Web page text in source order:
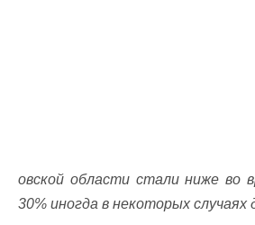
овской области стали ниже во
30% иногда в некоторых случаях